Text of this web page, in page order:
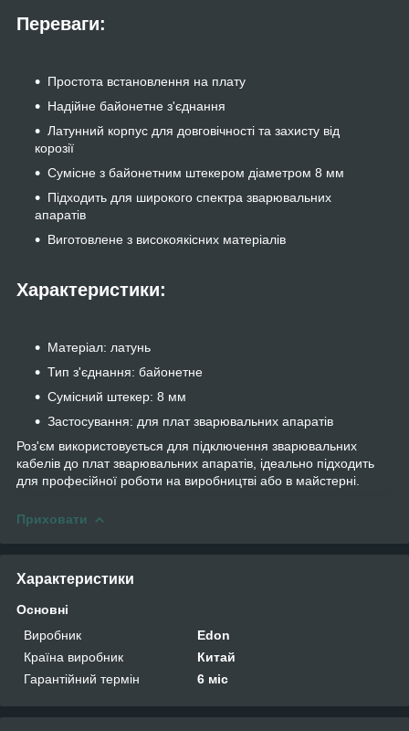
Переваги:
Простота встановлення на плату
Надійне байонетне з'єднання
Латунний корпус для довговічності та захисту від
корозії
Сумісне з байонетним штекером діаметром 8 мм
Підходить для широкого спектра зварювальних
апаратів
Виготовлене з високоякісних матеріалів
Характеристики:
Матеріал: латунь
Тип з'єднання: байонетне
Сумісний штекер: 8 мм
Застосування: для плат зварювальних апаратів
Роз'єм використовується для підключення зварювальних
кабелів до плат зварювальних апаратів, ідеально підходить
для професійної роботи на виробництві або в майстерні.
Приховати
Характеристики
Основні
Виробник
Edon
Країна виробник
Китай
Гарантійний термін
6 міс